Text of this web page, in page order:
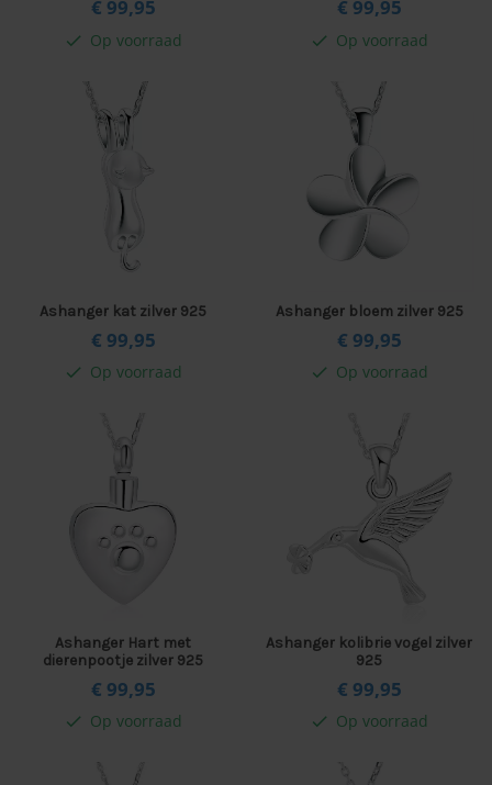
€ 99,95
check Op voorraad
€ 99,95
check Op voorraad
Ashanger kat zilver 925
€ 99,95
check Op voorraad
Ashanger bloem zilver 925
€ 99,95
check Op voorraad
Ashanger Hart met
dierenpootje zilver 925
€ 99,95
check Op voorraad
Ashanger kolibrie vogel zilver
925
€ 99,95
check Op voorraad